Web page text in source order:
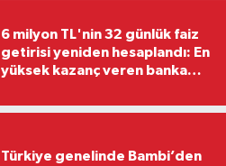
6 milyon TL'nin 32 günlük faiz
getirisi yeniden hesaplandı: En
yüksek kazanç veren banka
Türkiye genelinde Bambi’den